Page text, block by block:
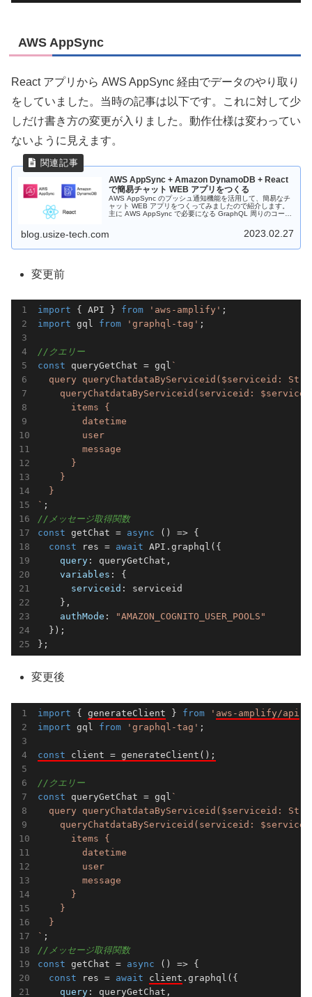
AWS AppSync
React アプリから AWS AppSync 経由でデータのやり取り
をしていました。当時の記事は以下です。これに対して少
しだけ書き方の変更が入りました。動作仕様は変わってい
ないように見えます。
AWS AppSync + Amazon DynamoDB + React
で簡易チャット WEB アプリをつくる
AWS AppSync のプッシュ通知機能を活用して、簡易なチ
ャット WEB アプリをつくってみましたので紹介します。
主に AWS AppSync で必要になる GraphQL 周りのコード
blog.usize-tech.com 2023.02.27
変更前
import { API } from 'aws-amplify'
import gql from 'graphql-tag' ;
//クエリー
const queryGetChat = gql `
query queryChatdataByServiceid($serviceid:
queryChatdataByServiceid(serviceid:
      items {
        datetime
        user
        message
      }
    }
  }
`
//メッセージ取得関数
const getChat = async () => {
const res = await API.graphql({
query : queryGetChat,
variables : {
serviceid : serviceid
    },
authMode :
"AMAZON_COGNITO_USER_POOLS"
  });
変更後
import { generateClient } from ' aws-amplify/api
import gql from 'graphql-tag' ;
const client = generateClient();
//クエリー
const queryGetChat = gql `
query queryChatdataByServiceid($serviceid:
queryChatdataByServiceid(serviceid:
      items {
        datetime
        user
        message
      }
    }
  }
`
//メッセージ取得関数
const getChat = async () => {
const res = await client .graphql({
query : queryGetChat,